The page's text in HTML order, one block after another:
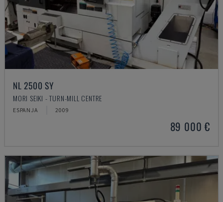
NL 2500 SY
MORI SEIKI - TURN-MILL CENTRE
ESPANJA 2009
89 000 €